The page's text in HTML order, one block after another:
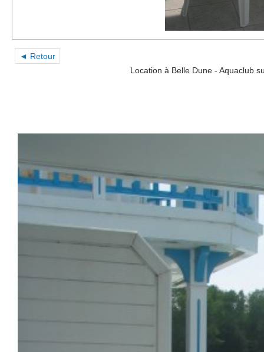
◄ Retour
Location à Belle Dune - Aquaclub